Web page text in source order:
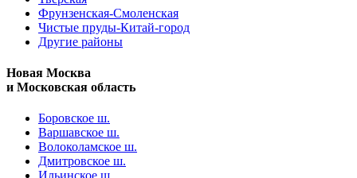
Фрунзенская-Смоленская
Чистые пруды-Китай-город
Другие районы
Новая Москва
и Московская область
Боровское ш.
Варшавское ш.
Волоколамское ш.
Дмитровское ш.